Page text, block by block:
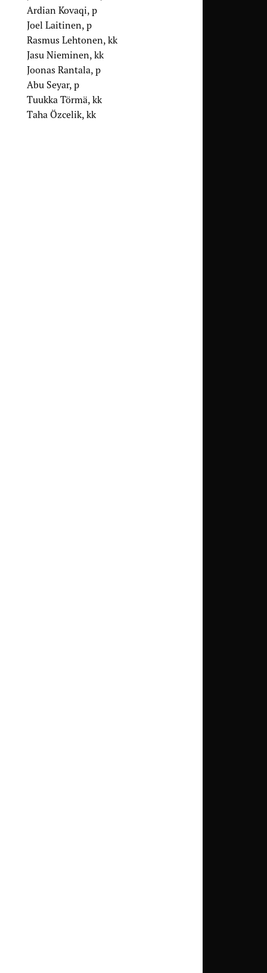
Ardian Kovaqi, p
Joel Laitinen, p
Rasmus Lehtonen, kk
Jasu Nieminen, kk
Joonas Rantala, p
Abu Seyar, p
Tuukka Törmä, kk
Taha Özcelik, kk